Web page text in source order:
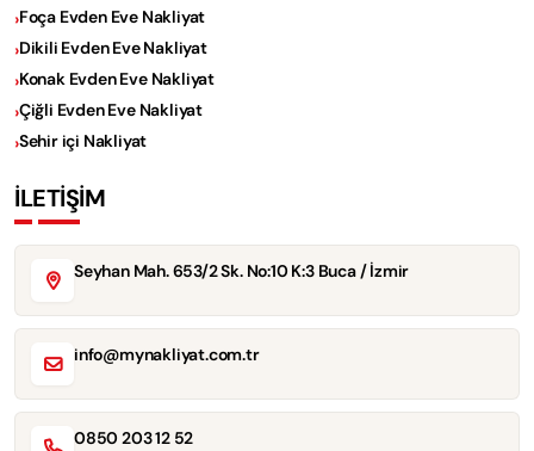
Foça Evden Eve Nakliyat
Dikili Evden Eve Nakliyat
Konak Evden Eve Nakliyat
Çiğli Evden Eve Nakliyat
Sehir içi Nakliyat
İLETİŞİM
Seyhan Mah. 653/2 Sk. No:10 K:3 Buca / İzmir
info@mynakliyat.com.tr
0850 203 12 52